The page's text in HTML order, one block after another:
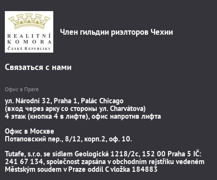
Член гильдии риэлторов Чехии
Связаться с нами
Офис в Праге
ул. Národní 32, Praha 1, Palác Chicago
(вход через арку со стороны ул. Charvátova)
4 этаж (кнопка 4 в лифте), офис напротив лифта
Офис в Москве
Потаповский пер., 8/12, корп.2, оф. 10.
Tutafe, s.r.o. se sídlem Geologická 1218/2c, 152 00 Praha 5 IČ:
241 67 134, společnost zapsána v obchodním rejstříku vedeném
Městským soudem v Praze oddíl C vložka 184883